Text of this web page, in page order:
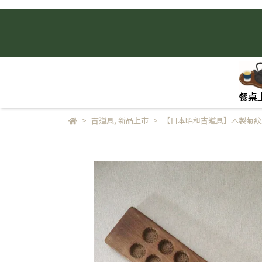
餐桌
古道具, 新品上市 【日本昭和古道具】木製菊